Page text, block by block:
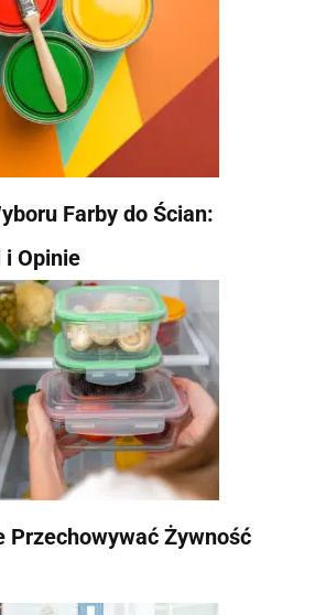
Farby do Ścian:
Opinie
Przechowywać Żywność